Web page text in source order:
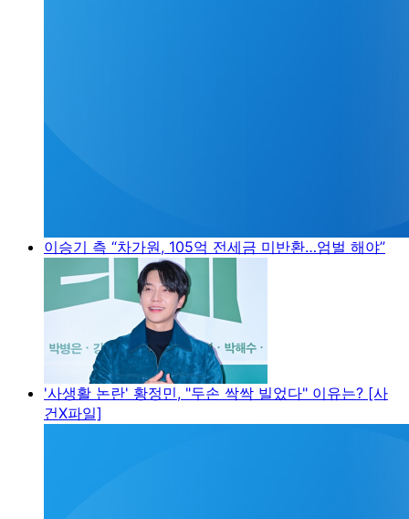
이승기 측 “차가원, 105억 전세금 미반환…엄벌 해야”
'사생활 논란' 황정민, "두손 싹싹 빌었다" 이유는? [사
건X파일]